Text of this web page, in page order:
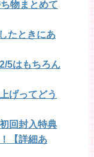
物まとめて
たときにあ
5はもちろん
げってどう
回封入特典
【詳細あ